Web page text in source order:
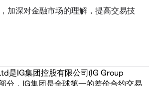
加深对金融市场的理解，提高交易技
是IG集团控股有限公司(IG Group
分，IG集团是全球第一的差价合约交易